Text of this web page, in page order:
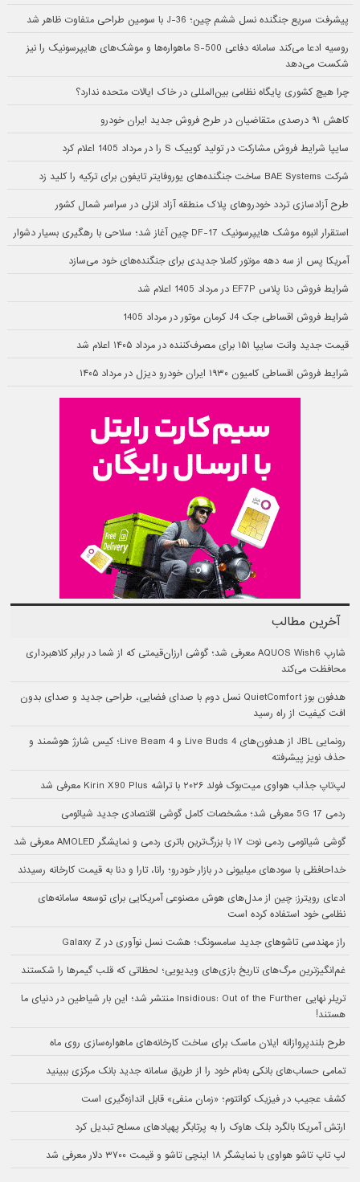
پیشرفت سریع جنگنده نسل ششم چین؛ J-36 با سومین طراحی متفاوت ظاهر شد
روسیه ادعا می‌کند سامانه دفاعی S-500 ماهواره‌ها و موشک‌های هایپرسونیک را نیز
شکست می‌دهد
چرا هیچ کشوری پایگاه نظامی بین‌المللی در خاک ایالات متحده ندارد؟
کاهش ۹۱ درصدی متقاضیان در طرح فروش جدید ایران خودرو
سایپا شرایط فروش مشارکت در تولید کوییک S را در مرداد 1405 اعلام کرد
شرکت BAE Systems ساخت جنگنده‌های یوروفایتر تایفون برای ترکیه را کلید زد
طرح آزادسازی تردد خودروهای پلاک منطقه آزاد انزلی در سراسر شمال کشور
استقرار انبوه موشک هایپرسونیک DF-17 چین آغاز شد؛ سلاحی با رهگیری بسیار دشوار
آمریکا پس از سه دهه موتور کاملا جدیدی برای جنگنده‌های خود می‌سازد
شرایط فروش دنا پلاس EF7P در مرداد 1405 اعلام شد
شرایط فروش اقساطی جک J4 کرمان موتور در مرداد 1405
قیمت جدید وانت سایپا ۱۵۱ برای مصرف‌کننده در مرداد ۱۴۰۵ اعلام شد
شرایط فروش اقساطی کامیون ۱۹۳۰ ایران خودرو دیزل در مرداد ۱۴۰۵
آخرین مطالب
شارپ AQUOS Wish6 معرفی شد؛ گوشی ارزان‌قیمتی که از شما در برابر کلاهبرداری
محافظت می‌کند
هدفون بوز QuietComfort نسل دوم با صدای فضایی، طراحی جدید و صدای بدون
افت کیفیت از راه رسید
رونمایی JBL از هدفون‌های Live Buds 4 و Live Beam 4؛ کیس شارژ هوشمند و
حذف نویز پیشرفته
لپ‌تاپ جذاب هواوی میت‌بوک فولد ۲۰۲۶ با تراشه Kirin X90 Plus معرفی شد
ردمی 17 5G معرفی شد؛ مشخصات کامل گوشی اقتصادی جدید شیائومی
گوشی شیائومی ردمی نوت ۱۷ با بزرگ‌ترین باتری ردمی و نمایشگر AMOLED معرفی شد
خداحافظی با سودهای میلیونی در بازار خودرو؛ رانا، تارا و دنا به قیمت کارخانه رسیدند
ادعای رویترز: چین از مدل‌های هوش مصنوعی آمریکایی برای توسعه سامانه‌های
نظامی خود استفاده کرده است
راز مهندسی تاشوهای جدید سامسونگ؛ هشت نسل نوآوری در Galaxy Z
غم‌انگیزترین مرگ‌های تاریخ بازی‌های ویدیویی؛ لحظاتی که قلب گیمرها را شکستند
تریلر نهایی Insidious: Out of the Further منتشر شد؛ این بار شیاطین در دنیای ما
هستند!
طرح بلندپروازانه ایلان ماسک برای ساخت کارخانه‌های ماهواره‌سازی روی ماه
تمامی حساب‌های بانکی به‌نام خود را از طریق سامانه جدید بانک مرکزی ببینید
کشف عجیب در فیزیک کوانتوم؛ «زمان منفی» قابل اندازه‌گیری است
ارتش آمریکا بالگرد بلک هاوک را به پرتابگر پهپادهای مسلح تبدیل کرد
لپ تاپ تاشو هواوی با نمایشگر ۱۸ اینچی تاشو و قیمت ۳۷۰۰ دلار معرفی شد